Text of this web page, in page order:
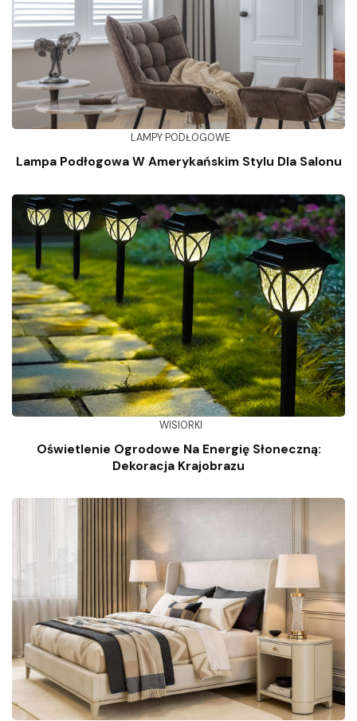
LAMPY PODŁOGOWE
Lampa Podłogowa W Amerykańskim Stylu Dla Salonu
WISIORKI
Oświetlenie Ogrodowe Na Energię Słoneczną:
Dekoracja Krajobrazu